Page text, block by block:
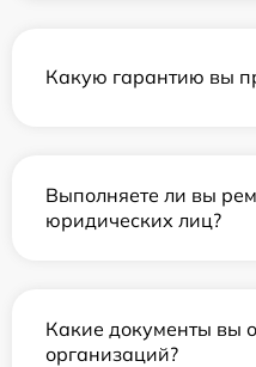
Какую гарантию вы
Выполняете ли вы
юридических лиц?
Какие документы вы
организаций?